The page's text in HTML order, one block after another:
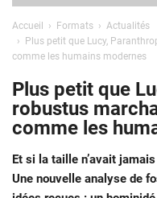
Accueil Formats
Actualités
Plus petit que Lucy,
comme les humains modernes
Plus petit que
robustus
comme les
Et si la taille n’avait
Une nouvelle analyse de